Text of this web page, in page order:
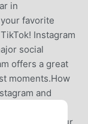
in
favorite
Instagram
social
offers a great
moments.How
and
Wrapped for